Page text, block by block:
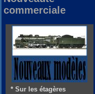
commerciale
* Sur les étagères